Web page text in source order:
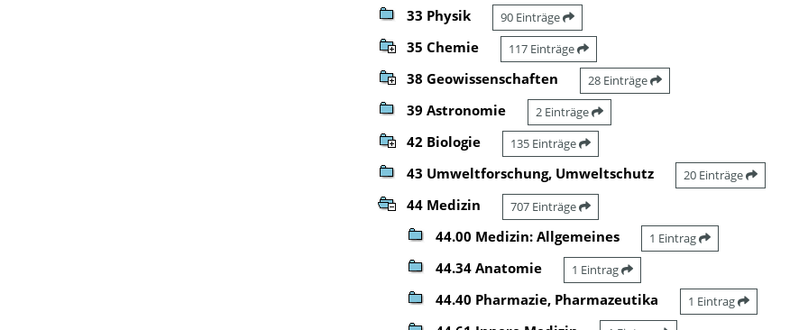
33 Physik 90 Einträge
35 Chemie 117 Einträge
38 Geowissenschaften 28 Einträge
39 Astronomie 2 Einträge
42 Biologie 135 Einträge
43 Umweltforschung, Umweltschutz 20 Einträge
44 Medizin 707 Einträge
44.00 Medizin: Allgemeines 1 Eintrag
44.34 Anatomie 1 Eintrag
44.40 Pharmazie, Pharmazeutika 1 Eintrag